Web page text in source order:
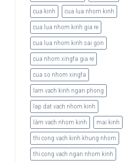
cua kinh cua lua nhom kinh
cua lua nhom kinh gia re
cua lua nhom kinh sai gon
cua nhom xingfa gia re
cua so nhom xingfa
lam vach kinh ngan phong
lap dat vach nhom kinh
làm vach nhom kinh mai kinh
thi cong vach kinh khung nhom
thi cong vach ngan nhom kinh